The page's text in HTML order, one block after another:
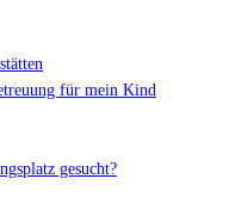
für mein Kind
gesucht?